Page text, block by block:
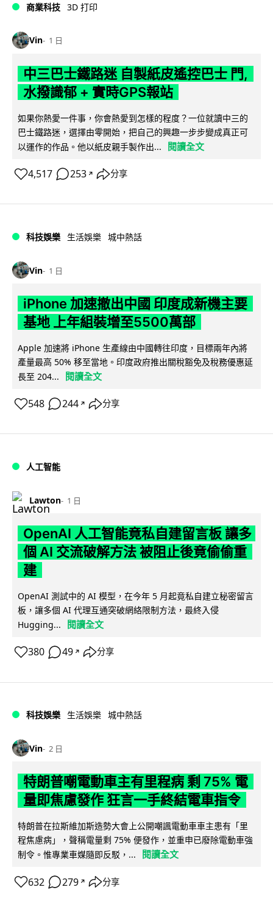
商業科技 3D 打印
Vin 1 日
中三巴士鐵路迷 自製紙皮遙控巴士 門,
水撥識郁 + 實時GPS報站
如果你熱愛一件事，你會熱愛到怎樣的程度？一位就讀中三的
巴士鐵路迷，選擇由零開始，把自己的興趣一步步變成真正可
以運作的作品。他以紙皮親手製作出...
閱讀全文
4,517 253 ↗ 分享
科技娛樂 生活娛樂 城中熱話
Vin 1 日
iPhone 加速撤出中國 印度成新機主要
基地 上年組裝增至5500萬部
Apple 加速將 iPhone 生產線由中國轉往印度，目標兩年內將
產量最高 50% 移至當地。印度政府推出關稅豁免及稅務優惠延
長至 204...
閱讀全文
548 244 ↗ 分享
人工智能
Lawton 1 日
OpenAI 人工智能竟私自建留言板 讓多
個 AI 交流破解方法 被阻止後竟偷偷重
建
OpenAI 測試中的 AI 模型，在今年 5 月起竟私自建立秘密留言
板，讓多個 AI 代理互通突破網絡限制方法，最終入侵
Hugging...
閱讀全文
380 49 ↗ 分享
科技娛樂 生活娛樂 城中熱話
Vin 2 日
特朗普嘲電動車主有里程病 剩 75% 電
量即焦慮發作 狂言一手終結電車指令
特朗普在拉斯維加斯造勢大會上公開嘲諷電動車車主患有「里
程焦慮病」，聲稱電量剩 75% 便發作，並重申已廢除電動車強
制令。惟專業車媒隨即反駁，...
閱讀全文
632 279 ↗ 分享